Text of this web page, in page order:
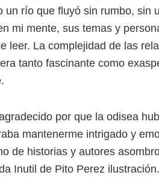
un río que fluyó sin rumbo, sin
mi mente, sus temas y
leer. La complejidad de las
tanto fascinante como
por que la odisea
mantenerme intrigado y
de historias y autores
Inutil de Pito Perez ilustración.